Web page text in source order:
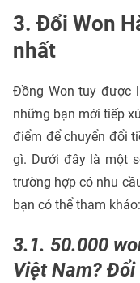
3. Đổi Won
nhất
Đồng Won tuy được
những bạn mới tiếp
điểm để chuyển đổi
gì. Dưới đây là một
trường hợp có nhu
bạn có thể tham khảo:
3.1. 50.000
Việt Nam? Đổi